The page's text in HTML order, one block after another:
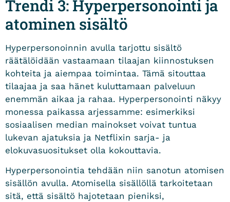
Trendi 3: Hyperpersonointi ja
atominen sisältö
Hyperpersonoinnin avulla tarjottu sisältö
räätälöidään vastaamaan tilaajan kiinnostuksen
kohteita ja aiempaa toimintaa. Tämä sitouttaa
tilaajaa ja saa hänet kuluttamaan palveluun
enemmän aikaa ja rahaa. Hyperpersonointi näkyy
monessa paikassa arjessamme: esimerkiksi
sosiaalisen median mainokset voivat tuntua
lukevan ajatuksia ja Netflixin sarja- ja
elokuvasuositukset olla kokouttavia.
Hyperpersonointia tehdään niin sanotun atomisen
sisällön avulla. Atomisella sisällöllä tarkoitetaan
sitä, että sisältö hajotetaan pieniksi,